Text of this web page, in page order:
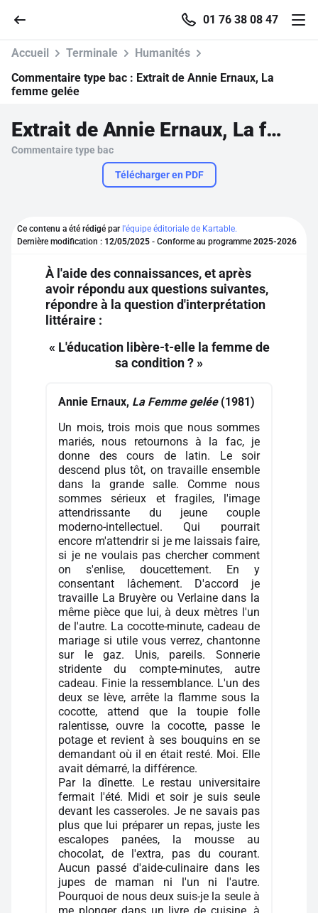
01 76 38 08 47
Parcourir
Se connecter
S'inscrire gratuitement
Pour profiter de 10 contenus offerts.
Accueil Terminale
Humanités
Commentaire type bac : Extrait de Annie Ernaux, La
femme gelée
Extrait de Annie Ernaux, La femme gelée
Commentaire type bac
Télécharger en PDF
Ce contenu a été rédigé par l'équipe éditoriale de Kartable.
Dernière modification : 12/05/2025 - Conforme au programme 2025-2026
À l'aide des connaissances, et après
avoir répondu aux questions suivantes,
répondre à la question d'interprétation
littéraire :
« L'éducation libère-t-elle la femme de
sa condition ? »
Annie Ernaux, La Femme gelée(1981)
Un mois, trois mois que nous sommes
mariés, nous retournons à la fac, je
donne des cours de latin. Le soir
descend plus tôt, on travaille ensemble
dans la grande salle. Comme nous
sommes sérieux et fragiles, l'image
attendrissante du jeune couple
moderno-intellectuel. Qui pourrait
encore m'attendrir si je me laissais faire,
si je ne voulais pas chercher comment
on s'enlise, doucettement. En y
consentant lâchement. D'accord je
travaille La Bruyère ou Verlaine dans la
même pièce que lui, à deux mètres l'un
de l'autre. La cocotte-minute, cadeau de
mariage si utile vous verrez, chantonne
sur le gaz. Unis, pareils. Sonnerie
stridente du compte-minutes, autre
cadeau. Finie la ressemblance. L'un des
deux se lève, arrête la flamme sous la
cocotte, attend que la toupie folle
ralentisse, ouvre la cocotte, passe le
potage et revient à ses bouquins en se
demandant où il en était resté. Moi. Elle
avait démarré, la différence.
Par la dînette. Le restau universitaire
fermait l'été. Midi et soir je suis seule
devant les casseroles. Je ne savais pas
plus que lui préparer un repas, juste les
escalopes panées, la mousse au
chocolat, de l'extra, pas du courant.
Aucun passé d'aide-culinaire dans les
jupes de maman ni l'un ni l'autre.
Pourquoi de nous deux suis-je la seule à